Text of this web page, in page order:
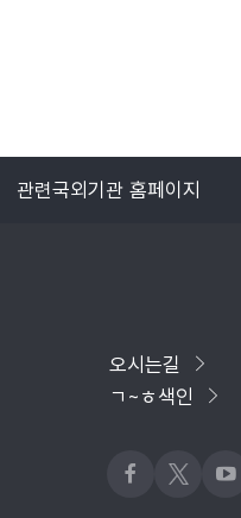
관련국외기관 홈페이지
목록
오시는길
ㄱ~ㅎ색인
페이스북
x